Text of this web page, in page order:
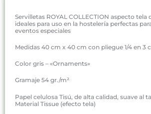
Servilletas ROYAL COLLECTION aspecto tela
ideales para uso en la hostelería perfectas
eventos especiales
Medidas 40 cm x 40 cm con pliegue 1/4 en 3
Color gris – «Ornaments»
Gramaje 54 gr./m²
Papel celulosa Tisú, de alta calidad, suave al
Material Tissue (efecto tela)